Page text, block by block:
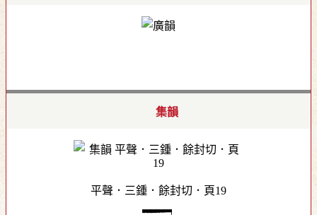
集韻
平聲．三鍾．餘封切．頁19